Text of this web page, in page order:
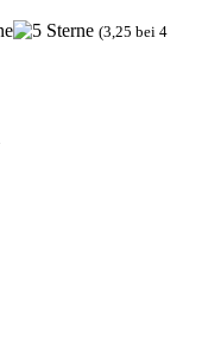
(3,25 bei 4